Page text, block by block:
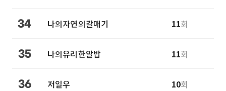
34 나의자연의갈매기 11회
35 나의유리한알밥 11회
36 저일우 10회